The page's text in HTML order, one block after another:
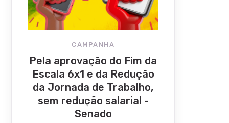
CAMPANHA
Pela aprovação do Fim da
Escala 6x1 e da Redução
da Jornada de Trabalho,
sem redução salarial -
Senado